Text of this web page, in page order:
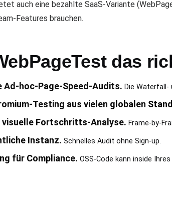
auch eine bezahlte SaaS-Variante
Features brauchen.
das
Ad-hoc-Page-Speed-Audits. Die
Testing aus vielen globalen
visuelle Fortschritts-Analyse. Frame-by-
Instanz. Schnelles Audit ohne Sign-up.
für Compliance. OSS-Code kann inside Ihres